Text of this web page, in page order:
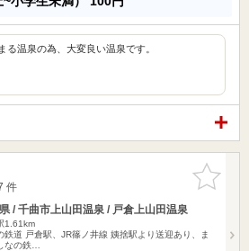
る温泉の為、大変良い温泉です。
お気に入
りに追加
件
/ 千曲市上山田温泉 / 戸倉上山田温泉
1.61km
鉄道 戸倉駅、JR篠ノ井線 姨捨駅より送迎あり、ま
なの鉄…